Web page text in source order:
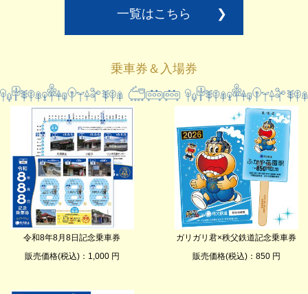
一覧はこちら ❯
乗車券＆入場券
令和8年8月8日記念乗車券
販売価格(税込)：1,000 円
ガリガリ君×秩父鉄道記念乗車券
販売価格(税込)：850 円